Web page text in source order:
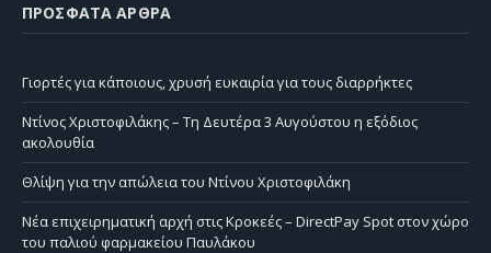
ΠΡΌΣΦΑΤΑ ΆΡΘΡΑ
Γιορτές για κάποιους, χρυσή ευκαιρία για τους διαρρήκτες
Ντίνος Χριστοφιλάκης – Τη Δευτέρα 3 Αυγούστου η εξόδιος
ακολουθία
Θλίψη για την απώλεια του Ντίνου Χριστοφιλάκη
Νέα επιχειρηματική αρχή στις Κροκεές – DirectPay Spot στον χώρο
του παλιού φαρμακείου Παυλάκου